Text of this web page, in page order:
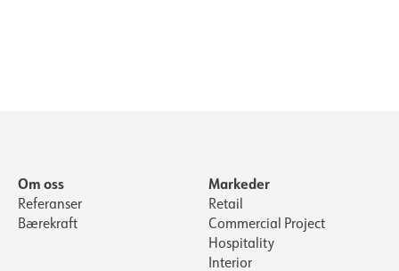
Om oss
Referanser
Bærekraft
Markeder
Retail
Commercial Project
Hospitality
Interior